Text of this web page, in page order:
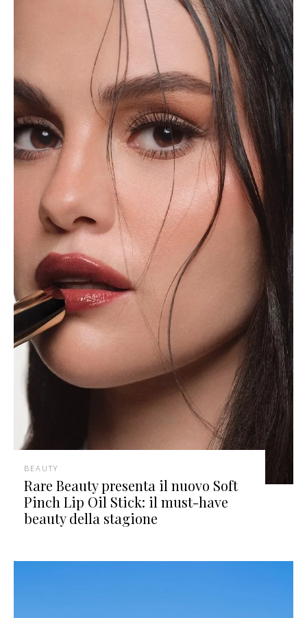
BEAUTY
Rare Beauty presenta il nuovo Soft
Pinch Lip Oil Stick: il must-have
beauty della stagione